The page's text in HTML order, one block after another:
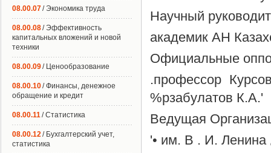
Научный
академик АН
Официальные
.профессор
%рзабулатов К.А.'
Ведущая
'• им. В . И. Ленина
08.00.07/ Экономика труда
08.00.08/ Эффективность
капитальных вложений и новой
техники
08.00.09/ Ценообразование
08.00.10/ Финансы, денежное
обращение и кредит
08.00.11/ Статистика
08.00.12/ Бухгалтерский учет,
статистика